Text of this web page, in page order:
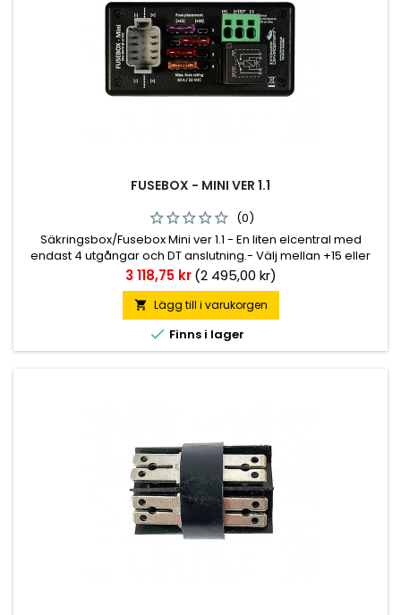
FUSEBOX - MINI VER 1.1
(0)
Säkringsbox/Fusebox Mini ver 1.1 - En liten elcentral med
endast 4 utgångar och DT anslutning.- Välj mellan +15 eller
+30 spänning på respektive utgång.- Vikt 182 g
Pris
3 118,75 kr (2 495,00 kr)
 Lägg till i varukorgen
 Finns i lager